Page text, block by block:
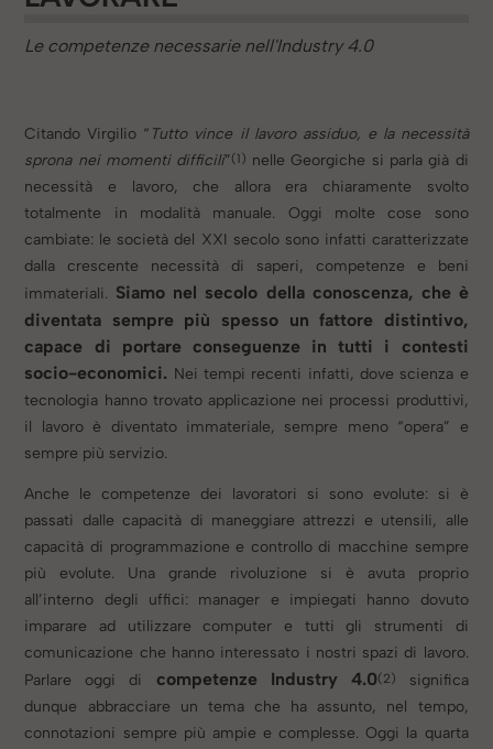
Le competenze necessarie nell'Industry 4.0
Citando Virgilio “ Tutto vince il lavoro assiduo, e la necessità
sprona nei momenti difficili”(1) nelle Georgiche si parla già di
necessità e lavoro, che allora era chiaramente svolto
totalmente in modalità manuale. Oggi molte cose sono
cambiate: le società del XXI secolo sono infatti caratterizzate
dalla crescente necessità di saperi, competenze e beni
immateriali. Siamo nel secolo della conoscenza, che è
diventata sempre più spesso un fattore distintivo,
capace di portare conseguenze in tutti i contesti
socio-economici. Nei tempi recenti infatti, dove scienza e
tecnologia hanno trovato applicazione nei processi produttivi,
il lavoro è diventato immateriale, sempre meno “opera” e
sempre più servizio.
Anche le competenze dei lavoratori si sono evolute: si è
passati dalle capacità di maneggiare attrezzi e utensili, alle
capacità di programmazione e controllo di macchine sempre
più evolute. Una grande rivoluzione si è avuta proprio
all’interno degli uffici: manager e impiegati hanno dovuto
imparare ad utilizzare computer e tutti gli strumenti di
comunicazione che hanno interessato i nostri spazi di lavoro.
Parlare oggi di competenze Industry 4.0(2)
significa
dunque abbracciare un tema che ha assunto, nel tempo,
connotazioni sempre più ampie e complesse. Oggi la quarta